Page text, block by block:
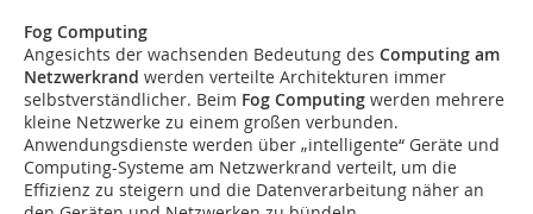
Fog Computing
Angesichts der wachsenden Bedeutung des Computing am
Netzwerkrand werden verteilte Architekturen immer
selbstverständlicher. Beim Fog Computing werden mehrere
kleine Netzwerke zu einem großen verbunden.
Anwendungsdienste werden über „intelligente“ Geräte und
Computing-Systeme am Netzwerkrand verteilt, um die
Effizienz zu steigern und die Datenverarbeitung näher an